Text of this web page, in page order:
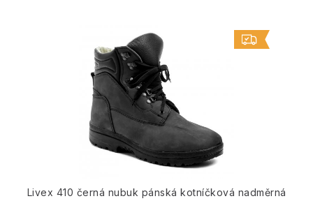
Livex 410 černá nubuk pánská kotníčková nadměrná